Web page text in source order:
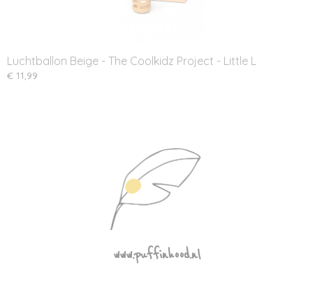
Luchtballon Beige - The Coolkidz Project - Little L
€ 11,99
www.puffinhood.nl